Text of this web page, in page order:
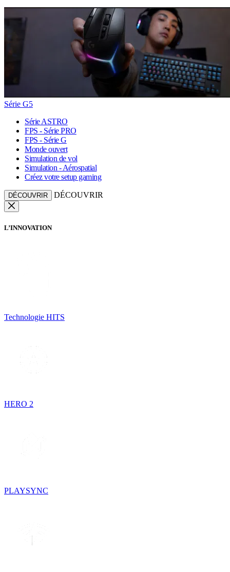
Série G5
Série ASTRO
FPS - Série PRO
FPS - Série G
Monde ouvert
Simulation de vol
Simulation - Aérospatial
Créez votre setup gaming
DÉCOUVRIR DÉCOUVRIR
L’INNOVATION
Technologie HITS
HERO 2
PLAYSYNC